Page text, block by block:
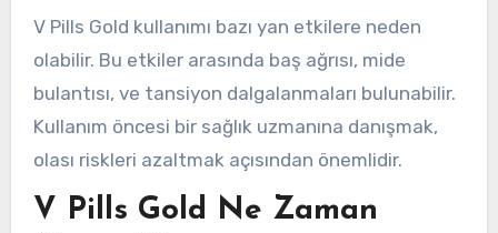
V Pills Gold kullanımı bazı yan etkilere neden
olabilir. Bu etkiler arasında baş ağrısı, mide
bulantısı, ve tansiyon dalgalanmaları bulunabilir.
Kullanım öncesi bir sağlık uzmanına danışmak,
olası riskleri azaltmak açısından önemlidir.
V Pills Gold Ne Zaman